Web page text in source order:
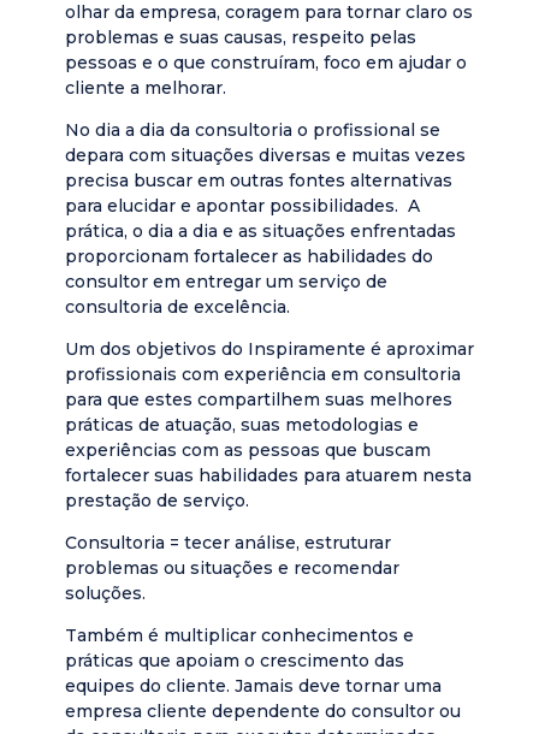
olhar da empresa, coragem para tornar claro os
problemas e suas causas, respeito pelas
pessoas e o que construíram, foco em ajudar o
cliente a melhorar.
No dia a dia da consultoria o profissional se
depara com situações diversas e muitas vezes
precisa buscar em outras fontes alternativas
para elucidar e apontar possibilidades. A
prática, o dia a dia e as situações enfrentadas
proporcionam fortalecer as habilidades do
consultor em entregar um serviço de
consultoria de excelência.
Um dos objetivos do Inspiramente é aproximar
profissionais com experiência em consultoria
para que estes compartilhem suas melhores
práticas de atuação, suas metodologias e
experiências com as pessoas que buscam
fortalecer suas habilidades para atuarem nesta
prestação de serviço.
Consultoria = tecer análise, estruturar
problemas ou situações e recomendar
soluções.
Também é multiplicar conhecimentos e
práticas que apoiam o crescimento das
equipes do cliente. Jamais deve tornar uma
empresa cliente dependente do consultor ou